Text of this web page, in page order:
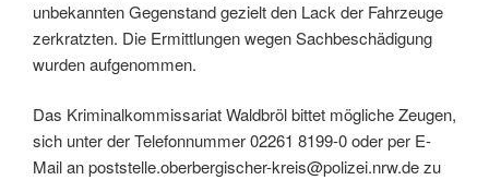
unbekannten Gegenstand gezielt den Lack der Fahrzeuge
zerkratzten. Die Ermittlungen wegen Sachbeschädigung
wurden aufgenommen.
Das Kriminalkommissariat Waldbröl bittet mögliche Zeugen,
sich unter der Telefonnummer 02261 8199-0 oder per E-
Mail an poststelle.oberbergischer-kreis@polizei.nrw.de zu